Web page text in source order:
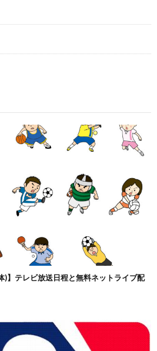
)】テレビ放送日程と無料ネットライブ配